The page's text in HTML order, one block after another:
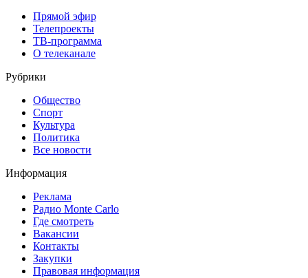
Прямой эфир
Телепроекты
ТВ-программа
О телеканале
Рубрики
Общество
Спорт
Культура
Политика
Все новости
Информация
Реклама
Радио Monte Carlo
Где смотреть
Вакансии
Контакты
Закупки
Правовая информация